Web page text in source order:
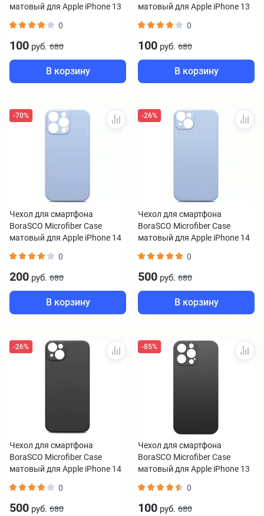
матовый для Apple iPhone 13
0
100 руб. 680
В корзину
матовый для Apple iPhone 13
0
100 руб. 680
В корзину
-70%
Чехол для смартфона
BoraSCO Microfiber Case
матовый для Apple iPhone 14
0
200 руб. 680
В корзину
-26%
Чехол для смартфона
BoraSCO Microfiber Case
матовый для Apple iPhone 14
0
500 руб. 680
В корзину
-26%
Чехол для смартфона
BoraSCO Microfiber Case
матовый для Apple iPhone 14
0
500 руб. 680
-85%
Чехол для смартфона
BoraSCO Microfiber Case
матовый для Apple iPhone 13
0
100 руб. 680